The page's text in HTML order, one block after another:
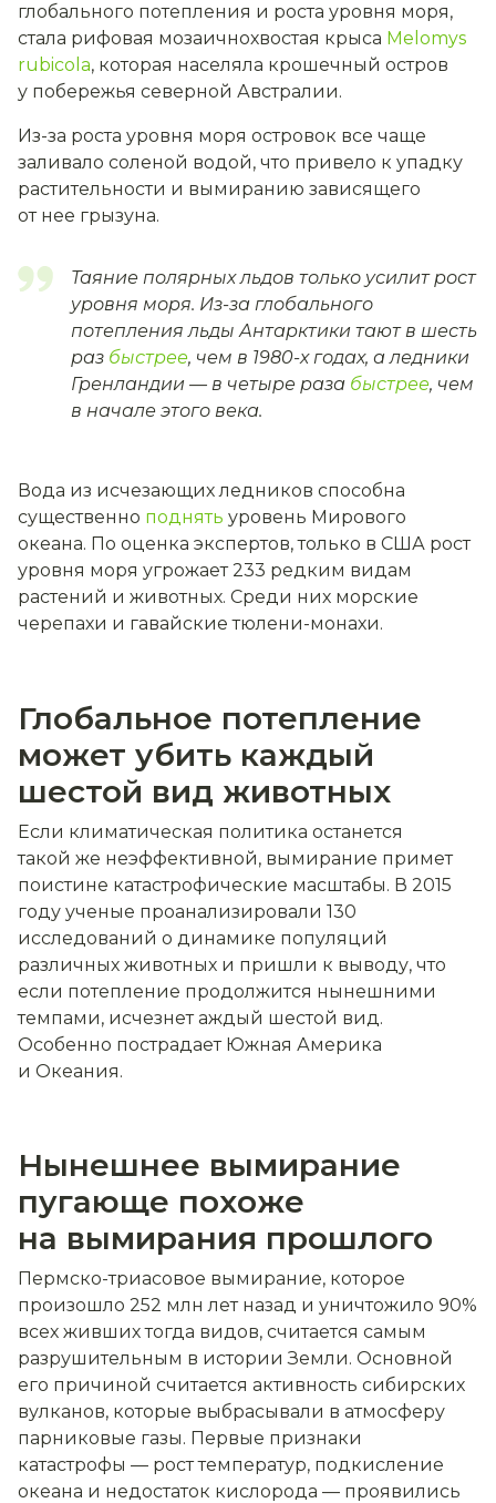
глобального потепления и роста уровня моря,
стала рифовая мозаичнохвостая крыса Melomys
rubicola, которая населяла крошечный остров
у побережья северной Австралии.
Из-за роста уровня моря островок все чаще
заливало соленой водой, что привело к упадку
растительности и вымиранию зависящего
от нее грызуна.
Таяние полярных льдов только усилит рост
уровня моря. Из-за глобального
потепления льды Антарктики тают в шесть
раз быстрее, чем в 1980-х годах, а ледники
Гренландии — в четыре раза быстрее, чем
в начале этого века.
Вода из исчезающих ледников способна
существенно поднять уровень Мирового
океана. По оценка экспертов, только в США рост
уровня моря угрожает 233 редким видам
растений и животных. Среди них морские
черепахи и гавайские тюлени-монахи.
Глобальное потепление
может убить каждый
шестой вид животных
Если климатическая политика останется
такой же неэффективной, вымирание примет
поистине катастрофические масштабы. В 2015
году ученые проанализировали 130
исследований о динамике популяций
различных животных и пришли к выводу, что
если потепление продолжится нынешними
темпами, исчезнет аждый шестой вид.
Особенно пострадает Южная Америка
и Океания.
Нынешнее вымирание
пугающе похоже
на вымирания прошлого
Пермско-триасовое вымирание, которое
произошло 252 млн лет назад и уничтожило 90%
всех живших тогда видов, считается самым
разрушительным в истории Земли. Основной
его причиной считается активность сибирских
вулканов, которые выбрасывали в атмосферу
парниковые газы. Первые признаки
катастрофы — рост температур, подкисление
океана и недостаток кислорода — проявились